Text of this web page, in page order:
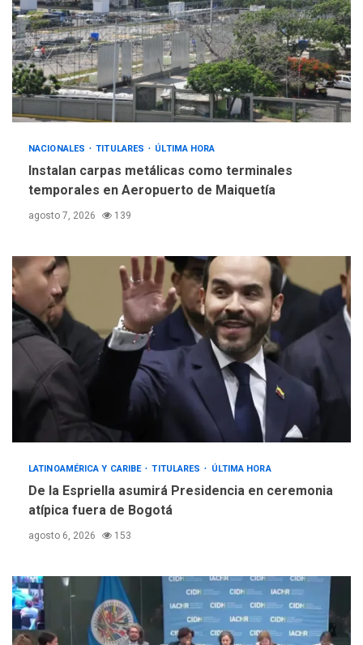
INTERNACIONALES ÚLTIMA HORA
Hiroshima 81 años de la
debacle atómica. Japón
debate principios no
nucleares
NACIONALES TITULARES ÚLTIMA HORA
Instalan carpas metálicas como terminales
temporales en Aeropuerto de Maiquetía
agosto 7, 2026 139
LATINOAMÉRICA Y CARIBE TITULARES ÚLTIMA HORA
De la Espriella asumirá Presidencia en ceremonia
atípica fuera de Bogotá
agosto 6, 2026 153